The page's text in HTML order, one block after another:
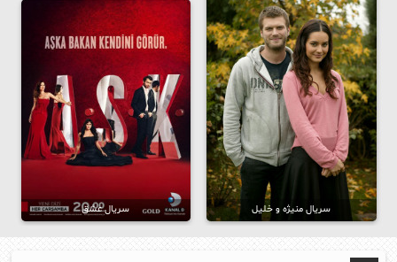
سریال منیژه و خلیل سریال عشق